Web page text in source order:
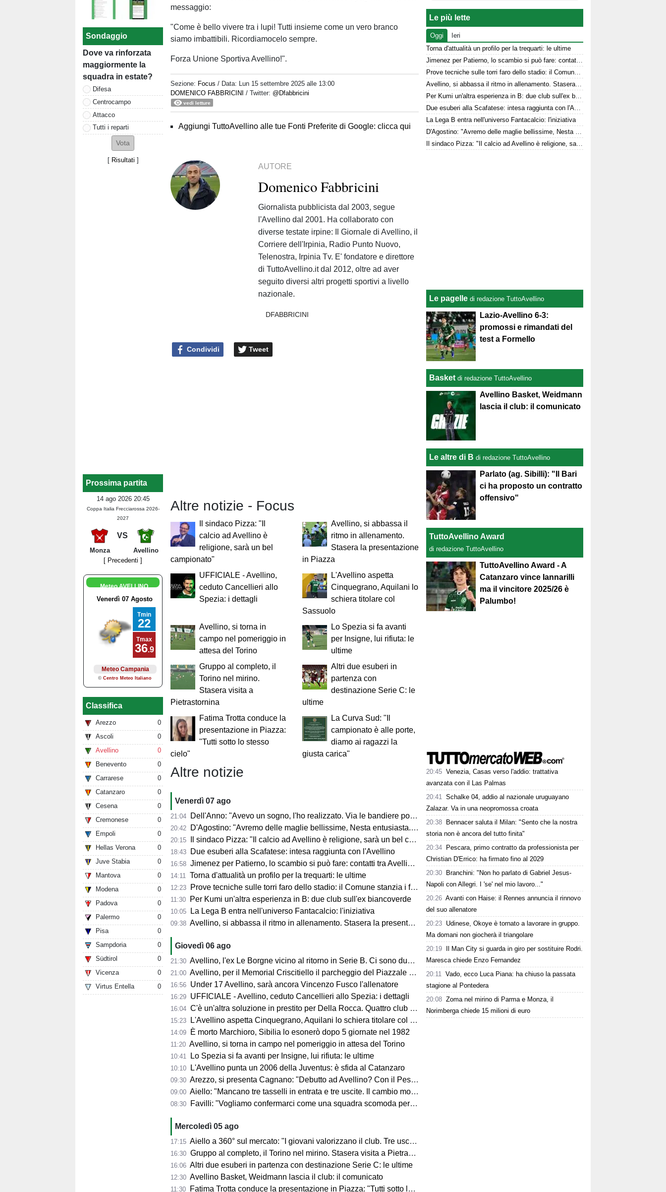
Sondaggio
Dove va rinforzata
maggiormente la
squadra in estate?
Difesa
Centrocampo
Attacco
Tutti i reparti
[ Risultati ]
Prossima partita
14 ago 2026 20:45
Coppa Italia Frecciarossa 2026-
2027
VS
Monza
Avellino
[ Precedenti ]
Meteo AVELLINO
Classifica
Arezzo
0
Ascoli
0
Avellino
0
Benevento
0
Carrarese
0
Catanzaro
0
Cesena
0
Cremonese
0
Empoli
0
Hellas Verona
0
Juve Stabia
0
Mantova
0
Modena
0
Padova
0
Palermo
0
Pisa
0
Sampdoria
0
Südtirol
0
Vicenza
0
Virtus Entella
0
messaggio:
"Come è bello vivere tra i lupi! Tutti insieme come un vero branco
siamo imbattibili. Ricordiamocelo sempre.
Forza Unione Sportiva Avellino!".
Sezione: Focus / Data: Lun 15 settembre 2025 alle 13:00
DOMENICO FABBRICINI
/ Twitter: @Dfabbricini
vedi letture
Aggiungi TuttoAvellino alle tue Fonti Preferite di Google: clicca qui
AUTORE
Domenico Fabbricini
Giornalista pubblicista dal 2003, segue
l'Avellino dal 2001. Ha collaborato con
diverse testate irpine: Il Giornale di Avellino, il
Corriere dell'Irpinia, Radio Punto Nuovo,
Telenostra, Irpinia Tv. E' fondatore e direttore
di TuttoAvellino.it dal 2012, oltre ad aver
seguito diversi altri progetti sportivi a livello
nazionale.
DFABBRICINI
Condividi Tweet
Altre notizie - Focus
Il sindaco Pizza: "Il
calcio ad Avellino è
religione, sarà un bel
campionato"
Avellino, si abbassa il
ritmo in allenamento.
Stasera la presentazione
in Piazza
UFFICIALE - Avellino,
ceduto Cancellieri allo
Spezia: i dettagli
L'Avellino aspetta
Cinquegrano, Aquilani lo
schiera titolare col
Sassuolo
Avellino, si torna in
campo nel pomeriggio in
attesa del Torino
Lo Spezia si fa avanti
per Insigne, lui rifiuta: le
ultime
Gruppo al completo, il
Torino nel mirino.
Stasera visita a
Pietrastornina
Altri due esuberi in
partenza con
destinazione Serie C: le
ultime
Fatima Trotta conduce la
presentazione in Piazza:
"Tutti sotto lo stesso
cielo"
La Curva Sud: "Il
campionato è alle porte,
diamo ai ragazzi la
giusta carica"
Altre notizie
Venerdì 07 ago
21:04 Dell'Anno: "Avevo un sogno, l'ho realizzato. Via le bandiere politiche..."
20:42 D'Agostino: "Avremo delle maglie bellissime, Nesta entusiasta. Mercato? Ottimo, ma..."
20:15 Il sindaco Pizza: "Il calcio ad Avellino è religione, sarà un bel campionato"
18:43 Due esuberi alla Scafatese: intesa raggiunta con l'Avellino
16:58 Jimenez per Patierno, lo scambio si può fare: contatti tra Avellino e Catania
14:11 Torna d'attualità un profilo per la trequarti: le ultime
12:23 Prove tecniche sulle torri faro dello stadio: il Comune stanzia i fondi
11:30 Per Kumi un'altra esperienza in B: due club sull'ex biancoverde
10:05 La Lega B entra nell'universo Fantacalcio: l'iniziativa
09:38 Avellino, si abbassa il ritmo in allenamento. Stasera la presentazione in Piazza
Giovedì 06 ago
21:30 Avellino, l'ex Le Borgne vicino al ritorno in Serie B. Ci sono due club sul francese
21:00 Avellino, per il Memorial Criscitiello il parcheggio del Piazzale degli Irpini è occupato. I tifosi possono parcheggiare al Campo Genova
16:56 Under 17 Avellino, sarà ancora Vincenzo Fusco l'allenatore
16:29 UFFICIALE - Avellino, ceduto Cancellieri allo Spezia: i dettagli
16:04 C'è un'altra soluzione in prestito per Della Rocca. Quattro club su Manzi
15:23 L'Avellino aspetta Cinquegrano, Aquilani lo schiera titolare col Sassuolo
14:09 È morto Marchioro, Sibilia lo esonerò dopo 5 giornate nel 1982
11:20 Avellino, si torna in campo nel pomeriggio in attesa del Torino
10:41 Lo Spezia si fa avanti per Insigne, lui rifiuta: le ultime
10:10 L'Avellino punta un 2006 della Juventus: è sfida al Catanzaro
09:30 Arezzo, si presenta Cagnano: "Debutto ad Avellino? Con il Pescara andò bene. Gol dell'ex? Ho rispetto per la piazza e i compagni, non esulterei"
09:00 Aiello: "Mancano tre tasselli in entrata e tre uscite. Il cambio modulo? Una squadra camaleontica non dà punti di riferimento". Sull'esterno e il trequartista...
08:30 Favilli: "Vogliamo confermarci come una squadra scomoda per tutti. La concorrenza ben venga. Io mi sento bene"
Mercoledì 05 ago
17:15 Aiello a 360° sul mercato: "I giovani valorizzano il club. Tre uscite ancora da fare". Sul modulo, la difesa, Licina e Marina...
16:30 Gruppo al completo, il Torino nel mirino. Stasera visita a Pietrastornina
16:06 Altri due esuberi in partenza con destinazione Serie C: le ultime
12:30 Avellino Basket, Weidmann lascia il club: il comunicato
11:30 Fatima Trotta conduce la presentazione in Piazza: "Tutti sotto lo stesso cielo"
Le più lette
Oggi
Ieri
Torna d'attualità un profilo per la trequarti: le ultime
Jimenez per Patierno, lo scambio si può fare: contatti tra Avellino e Catania
Prove tecniche sulle torri faro dello stadio: il Comune stanzia i fondi
Avellino, si abbassa il ritmo in allenamento. Stasera la presentazione in Piazza
Per Kumi un'altra esperienza in B: due club sull'ex biancoverde
Due esuberi alla Scafatese: intesa raggiunta con l'Avellino
La Lega B entra nell'universo Fantacalcio: l'iniziativa
D'Agostino: "Avremo delle maglie bellissime, Nesta entusiasta. Mercato? Ottimo, ma..."
Il sindaco Pizza: "Il calcio ad Avellino è religione, sarà un bel campionato"
Le pagelle di redazione TuttoAvellino
Lazio-Avellino 6-3:
promossi e rimandati del
test a Formello
Basket di redazione TuttoAvellino
Avellino Basket, Weidmann
lascia il club: il comunicato
Le altre di B di redazione TuttoAvellino
Parlato (ag. Sibilli): "Il Bari
ci ha proposto un contratto
offensivo"
TuttoAvellino Award
di redazione TuttoAvellino
TuttoAvellino Award - A
Catanzaro vince Iannarilli
ma il vincitore 2025/26 è
Palumbo!
20:45 Venezia, Casas verso l'addio: trattativa
avanzata con il Las Palmas
20:41 Schalke 04, addio al nazionale uruguayano
Zalazar. Va in una neopromossa croata
20:38
Bennacer saluta il Milan: "Sento che la nostra
storia non è ancora del tutto finita"
20:34
Pescara, primo contratto da professionista per
Christian D'Errico: ha firmato fino al 2029
20:30
Branchini: "Non ho parlato di Gabriel Jesus-
Napoli con Allegri. I 'se' nel mio lavoro..."
20:26 Avanti con Haise: il Rennes annuncia il rinnovo
del suo allenatore
20:23 Udinese, Okoye è tornato a lavorare in gruppo.
Ma domani non giocherà il triangolare
20:19
Il Man City si guarda in giro per sostituire Rodri.
Maresca chiede Enzo Fernandez
20:11 Vado, ecco Luca Piana: ha chiuso la passata
stagione al Pontedera
20:08 Zoma nel mirino di Parma e Monza, il
Norimberga chiede 15 milioni di euro